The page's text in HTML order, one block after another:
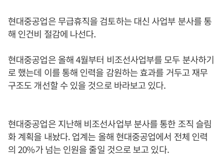
현대중공업은 무급휴직을 검토하는 대신 사업부 분사를 통
해 인건비 절감에 나선다.
현대중공업은 올해 4월부터 비조선사업부를 모두 분사하기
로 했는데 이를 통해 인력을 감원하는 효과를 거두고 재무
구조도 개선할 수 있을 것으로 바라보고 있다.
현대중공업은 지난해 비조선사업부 분사를 통한 조직 슬림
화 계획을 내놨다. 업계는 올해 현대중공업에서 전체 인력
의 20%가 넘는 인원을 줄일 것으로 보고 있다.